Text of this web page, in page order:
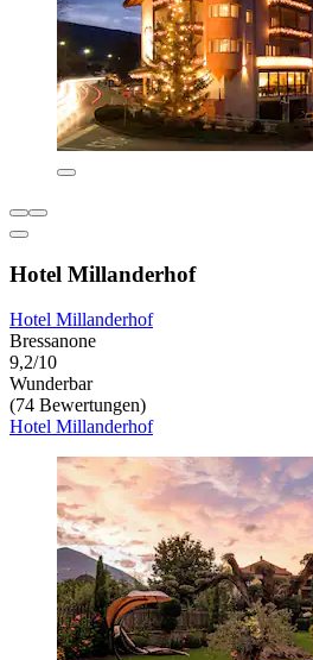
Hotel Millanderhof
Hotel Millanderhof
Bressanone
9,2/10
Wunderbar
(74 Bewertungen)
Hotel Millanderhof